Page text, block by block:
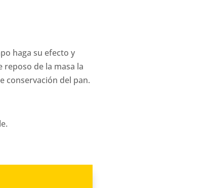
haga su efecto y
reposo de la masa la
conservación del pan.